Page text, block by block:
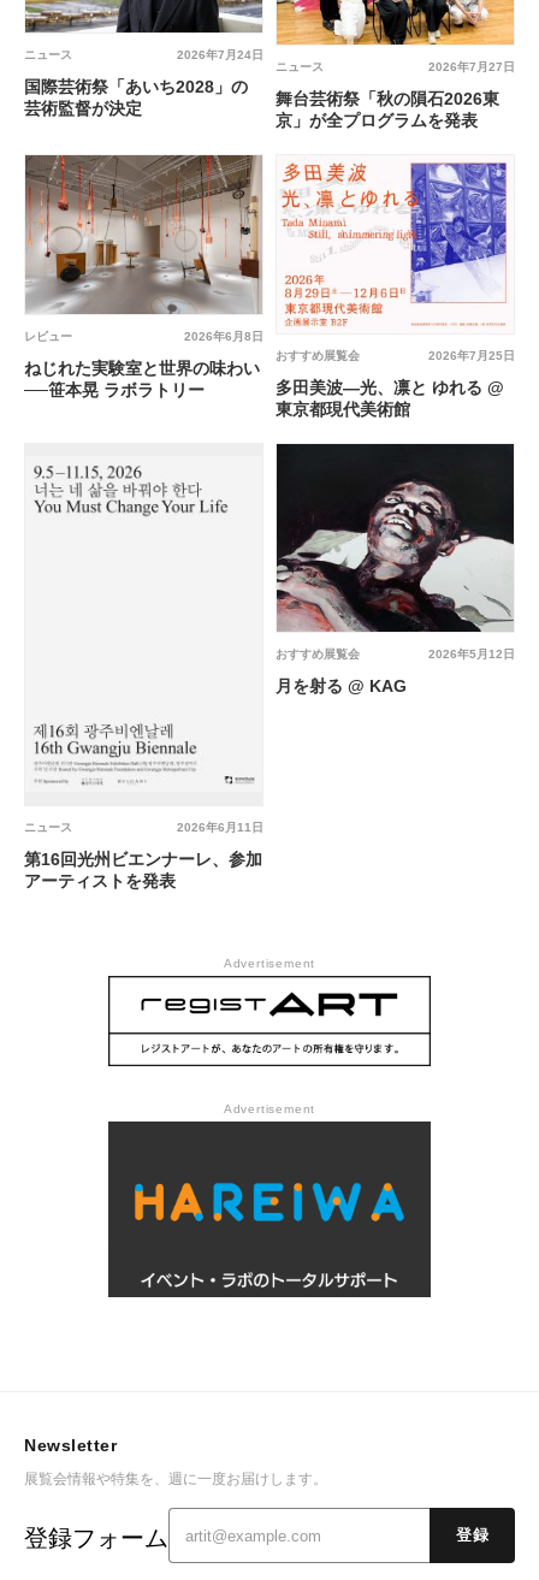
2026年7月24日
ニュース
国際芸術祭「あいち2028」の
芸術監督が決定
2026年7月27日
ニュース
舞台芸術祭「秋の隕石2026東
京」が全プログラムを発表
2026年6月8日
レビュー
ねじれた実験室と世界の味わい
──笹本晃 ラボラトリー
2026年7月25日
おすすめ展覧会
多田美波―光、凛と ゆれる @
東京都現代美術館
2026年6月11日
ニュース
第16回光州ビエンナーレ、参加
アーティストを発表
2026年5月12日
おすすめ展覧会
月を射る @ KAG
Advertisement
Advertisement
Newsletter
展覧会情報や特集を、週に一度お届けします。
登録フォーム 登録